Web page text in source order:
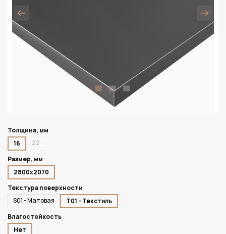
Толщина, мм
16
22
Размер, мм
2800х2070
Текстура поверхности
S01 - Матовая
T01 - Текстиль
Влагостойкость
Нет